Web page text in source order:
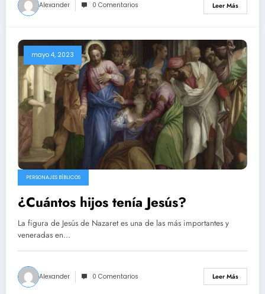
Alexander 0 Comentarios Leer Más
mayo 4, 2023
PERSONAJES BÍBLICOS
¿Cuántos hijos tenía Jesús?
La figura de Jesús de Nazaret es una de las más importantes y
veneradas en…
Alexander 0 Comentarios Leer Más